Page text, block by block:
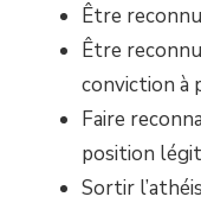
Être
Être
conviction à
Faire
position
Sortir